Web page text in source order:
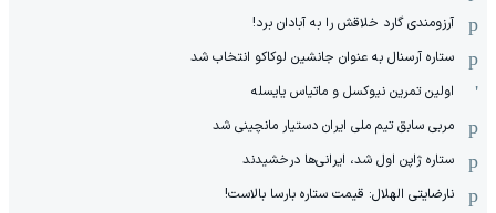
آرزومندی گارد خلاقش را به آبادان برد!
ستاره آرسنال به عنوان جانشین لوکاکو انتخاب شد
اولین تمرین نیوکسل و ماتیاس یایسله
مربی سابق تیم ملی ایران دستیار مانچینی شد
ستاره ژاپن اول شد، ایرانی‌ها درخشیدند
نارضایتی الهلال: قیمت ستاره بارسا بالاست!